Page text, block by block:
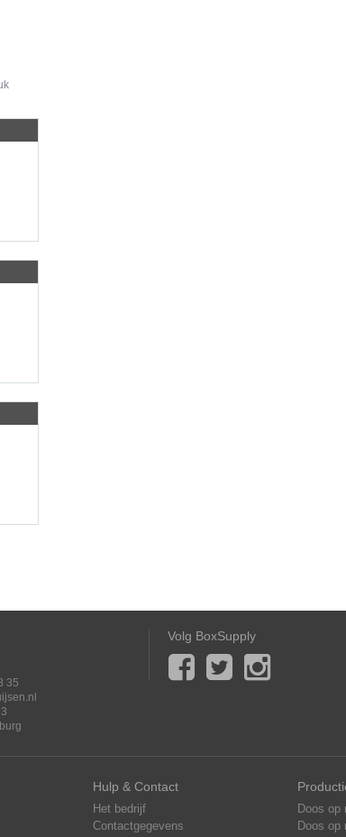
35
Volg BoxSupply
Hulp & Contact
Het bedrijf
Contactgegevens
Doos op
Doos op